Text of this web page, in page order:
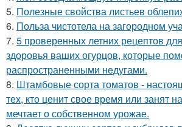
5. Полезные свойства листьев
6. Польза чистотела на загородном
7. 5 проверенных летних рецептов
здоровья ваших огурцов, которые
распространенными недугами.
8. Штамбовые сорта томатов -
тех, кто ценит свое время или занят
мечтает о собственном урожае.